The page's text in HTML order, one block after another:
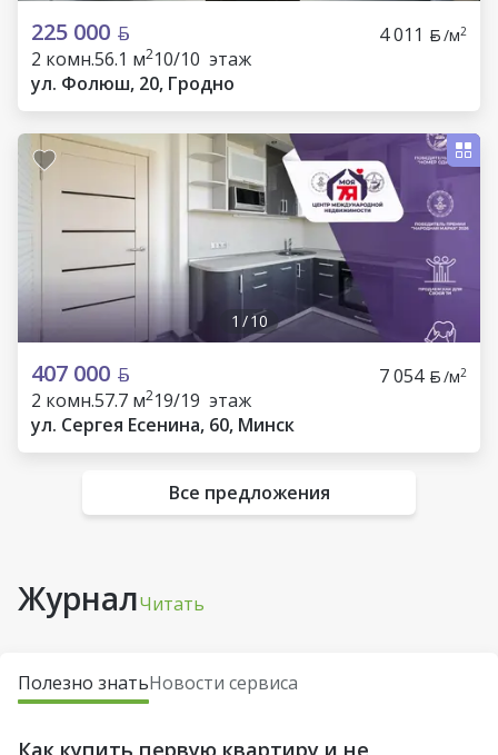
225 000 4 011 /м2
2 комн.56.1 м210/10 этаж
ул. Фолюш, 20, Гродно
1 /10
407 000 7 054 /м2
2 комн.57.7 м219/19 этаж
ул. Сергея Есенина, 60, Минск
Все предложения
ЖурналЧитать
Полезно знатьНовости сервиса
Как купить первую квартиру и не